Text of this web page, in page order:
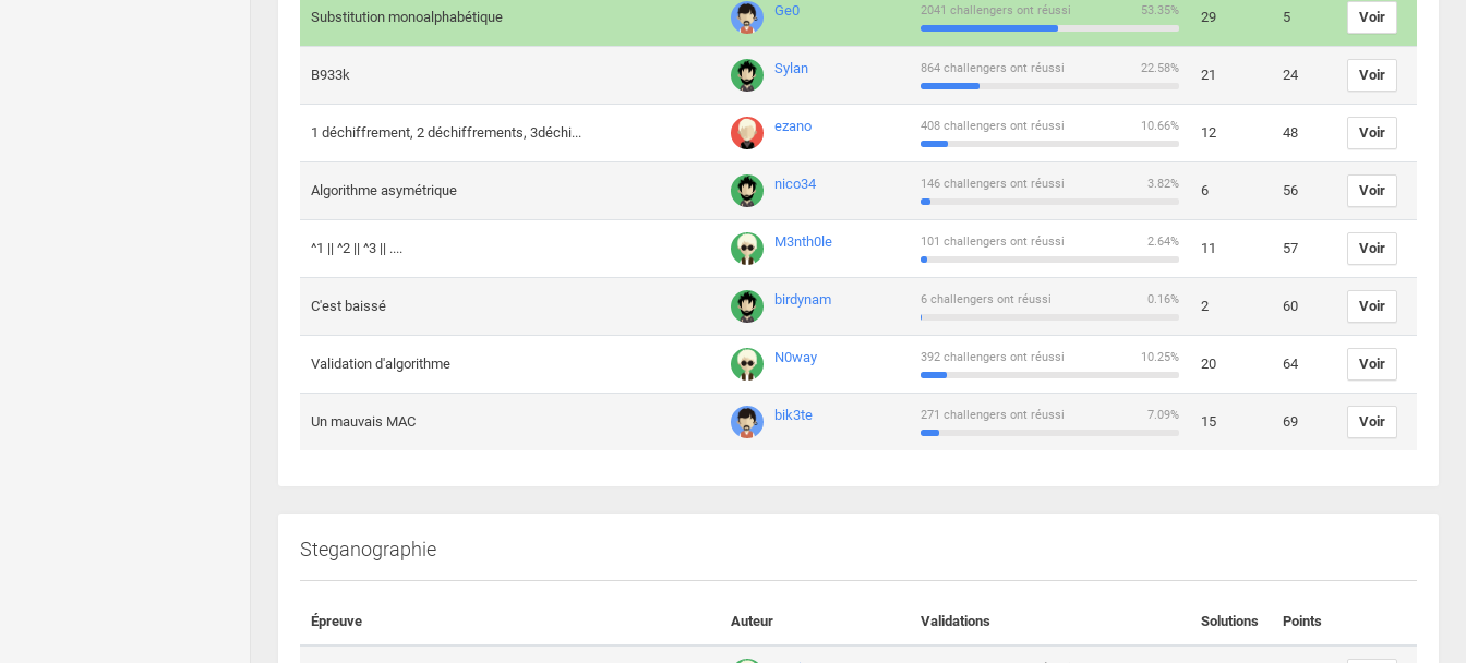
Substitution monoalphabétique Ge0 53.35%
2041 challengers ont réussi 29 5 Voir
B933k Sylan 22.58%
864 challengers ont réussi 21 24 Voir
1 déchiffrement, 2 déchiffrements, 3déchi... ezano 10.66%
408 challengers ont réussi 12 48 Voir
Algorithme asymétrique nico34 3.82%
146 challengers ont réussi 6 56 Voir
^1 || ^2 || ^3 || .... M3nth0le 2.64%
101 challengers ont réussi 11 57 Voir
C'est baissé birdynam 0.16%
6 challengers ont réussi 2 60 Voir
Validation d'algorithme N0way 10.25%
392 challengers ont réussi 20 64 Voir
Un mauvais MAC bik3te 7.09%
271 challengers ont réussi 15 69 Voir
Steganographie
Épreuve Auteur Validations Solutions Points